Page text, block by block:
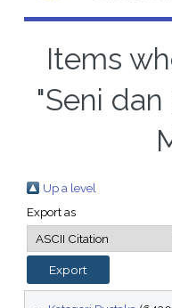
Items
"Seni
Up a level
Export as